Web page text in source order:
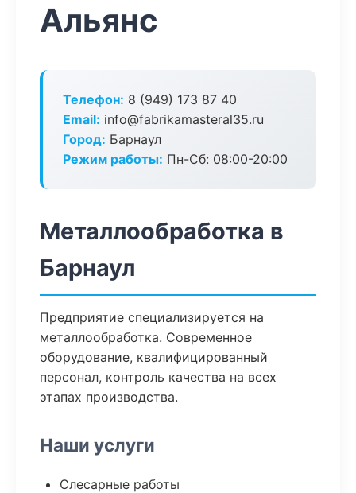
Альянс
Телефон: 8 (949) 173 87 40
Email: info@fabrikamasteral35.ru
Город: Барнаул
Режим работы: Пн-Сб: 08:00-20:00
Металлообработка в
Барнаул
Предприятие специализируется на
металлообработка. Современное
оборудование, квалифицированный
персонал, контроль качества на всех
этапах производства.
Наши услуги
Слесарные работы